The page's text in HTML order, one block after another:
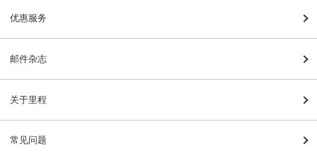
优惠服务
邮件杂志
关于里程
常见问题